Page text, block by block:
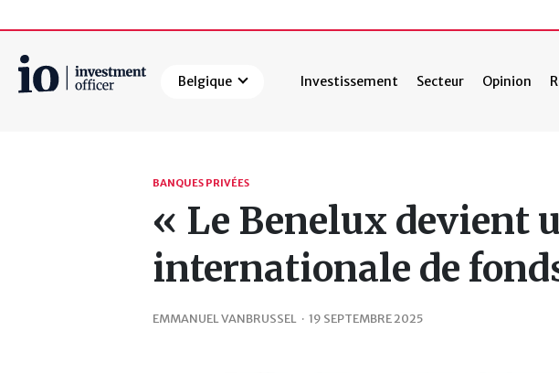
Belgique Investissement Secteur Opinion
BANQUES PRIVÉES
« Le Benelux devient
internationale de
EMMANUEL VANBRUSSEL · 19 SEPTEMBRE 2025